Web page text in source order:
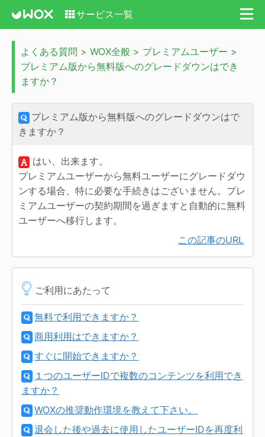
サービス一覧
よくある質問 > WOX全般 > プレミアムユーザー >
プレミアム版から無料版へのグレードダウンはでき
ますか？
プレミアム版から無料版へのグレードダウンはで
きますか？
はい、出来ます。
プレミアムユーザーから無料ユーザーにグレードダウ
ンする場合、特に必要な手続きはございません。プレ
ミアムユーザーの契約期間を過ぎますと自動的に無料
ユーザーへ移行します。
この記事のURL
ご利用にあたって
無料で利用できますか？
商用利用はできますか？
すぐに開始できますか？
１つのユーザーIDで複数のコンテンツを利用でき
ますか？
WOXの推奨動作環境を教えて下さい。
退会した後や過去に使用したユーザーIDを再度利